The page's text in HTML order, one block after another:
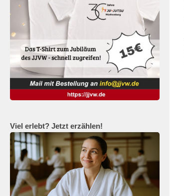
Viel erlebt? Jetzt erzählen!